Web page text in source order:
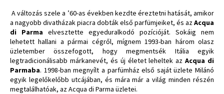
A változás szele a ’60-as években kezdte éreztetni hatását, amikor
a nagyobb divatházak piacra dobták első parfümjeiket, és azAcqua
di Parma elvesztette egyeduralkodó pozícióját. Sokáig nem
lehetett hallani a pármai cégről, mígnem 1993-ban három olasz
üzletember összefogott, hogy megmentsék Itália egyik
legtradicionálisabb márkanevét, és új életet leheltek azAcqua di
Parmaba. 1998-ban megnyílt a parfümház első saját üzlete Milánó
egyik legelőkelőbb utcájában, és mára már a világ minden részén
megtalálhatóak, az Acqua di Parma üzletei.